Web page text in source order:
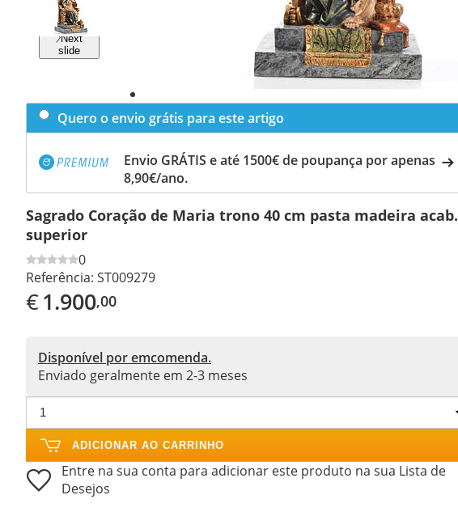
Previous
slide
Next
slide
Quero o envio grátis para este artigo
Envio GRÁTIS e até 1500€ de poupança por apenas
8,90€/ano.
Sagrado Coração de Maria trono 40 cm pasta madeira acab.
superior
0
Referência: ST009279
€1.900,00
Disponível por emcomenda.
Enviado geralmente em 2-3 meses
ADICIONAR AO CARRINHO
Entre na sua conta para adicionar este produto na sua Lista de
Desejos